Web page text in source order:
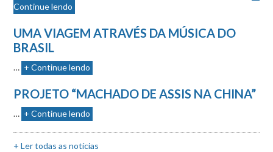
Continue lendo
UMA VIAGEM ATRAVÉS DA MÚSICA DO
BRASIL
… + Continue lendo
PROJETO “MACHADO DE ASSIS NA CHINA”
… + Continue lendo
+ Ler todas as notícias